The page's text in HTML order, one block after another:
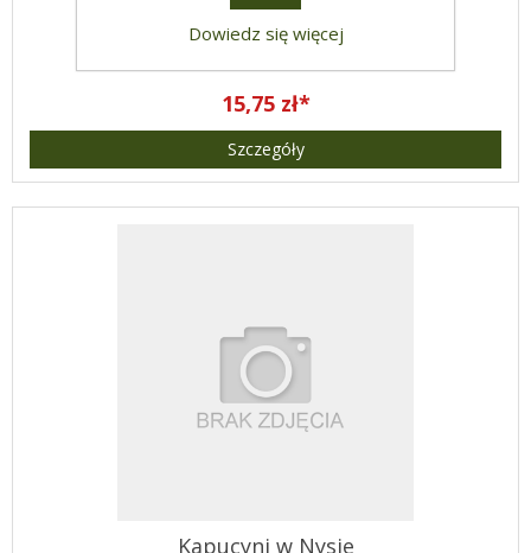
15,75 zł*
Szczegóły
Kapucyni w Nysie
Dowiedz się więcej